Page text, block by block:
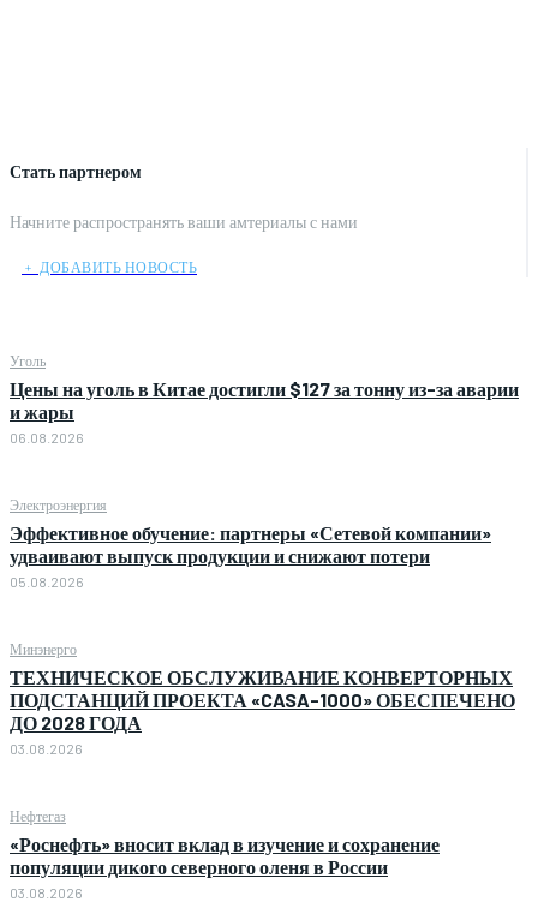
Стать партнером
Начните распространять ваши амтериалы с нами
﹢ ДОБАВИТЬ НОВОСТЬ
Уголь
Цены на уголь в Китае достигли $127 за тонну из-за аварии
и жары
06.08.2026
Электроэнергия
Эффективное обучение: партнеры «Сетевой компании»
удваивают выпуск продукции и снижают потери
05.08.2026
Минэнерго
ТЕХНИЧЕСКОЕ ОБСЛУЖИВАНИЕ КОНВЕРТОРНЫХ
ПОДСТАНЦИЙ ПРОЕКТА «CASA-1000» ОБЕСПЕЧЕНО
ДО 2028 ГОДА
03.08.2026
Нефтегаз
«Роснефть» вносит вклад в изучение и сохранение
популяции дикого северного оленя в России
03.08.2026